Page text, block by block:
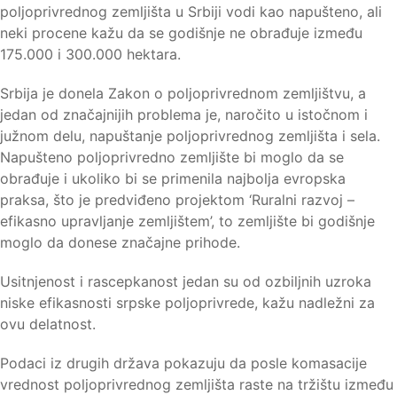
poljoprivrednog zemljišta u Srbiji vodi kao napušteno, ali
neki procene kažu da se godišnje ne obrađuje između
175.000 i 300.000 hektara.
Srbija je donela Zakon o poljoprivrednom zemljištvu, a
jedan od značajnijih problema je, naročito u istočnom i
južnom delu, napuštanje poljoprivrednog zemljišta i sela.
Napušteno poljoprivredno zemljište bi moglo da se
obrađuje i ukoliko bi se primenila najbolja evropska
praksa, što je predviđeno projektom ‘Ruralni razvoj –
efikasno upravljanje zemljištem’, to zemljište bi godišnje
moglo da donese značajne prihode.
Usitnjenost i rascepkanost jedan su od ozbiljnih uzroka
niske efikasnosti srpske poljoprivrede, kažu nadležni za
ovu delatnost.
Podaci iz drugih država pokazuju da posle komasacije
vrednost poljoprivrednog zemljišta raste na tržištu između